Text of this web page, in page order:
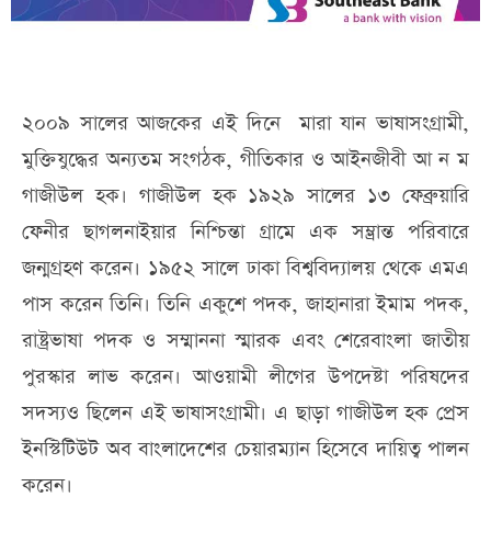
২০০৯ সালের আজকের এই দিনে মারা যান ভাষাসংগ্রামী,
মুক্তিযুদ্ধের অন্যতম সংগঠক, গীতিকার ও আইনজীবী আ ন ম
গাজীউল হক। গাজীউল হক ১৯২৯ সালের ১৩ ফেব্রুয়ারি
ফেনীর ছাগলনাইয়ার নিশ্চিন্তা গ্রামে এক সম্ভ্রান্ত পরিবারে
জন্মগ্রহণ করেন। ১৯৫২ সালে ঢাকা বিশ্ববিদ্যালয় থেকে এমএ
পাস করেন তিনি। তিনি একুশে পদক, জাহানারা ইমাম পদক,
রাষ্ট্রভাষা পদক ও সম্মাননা স্মারক এবং শেরেবাংলা জাতীয়
পুরস্কার লাভ করেন। আওয়ামী লীগের উপদেষ্টা পরিষদের
সদস্যও ছিলেন এই ভাষাসংগ্রামী। এ ছাড়া গাজীউল হক প্রেস
ইনস্টিটিউট অব বাংলাদেশের চেয়ারম্যান হিসেবে দায়িত্ব পালন
করেন।